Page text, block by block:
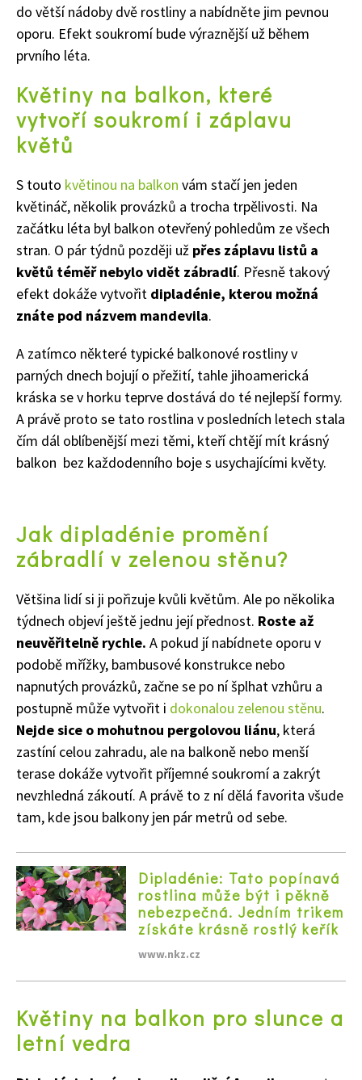
do větší nádoby dvě rostliny a nabídněte jim pevnou
oporu. Efekt soukromí bude výraznější už během
prvního léta.
Květiny na balkon, které
vytvoří soukromí i záplavu
květů
S touto květinou na balkon vám stačí jen jeden
květináč, několik provázků a trocha trpělivosti. Na
začátku léta byl balkon otevřený pohledům ze všech
stran. O pár týdnů později už přes záplavu listů a
květů téměř nebylo vidět zábradlí. Přesně takový
efekt dokáže vytvořit dipladénie, kterou možná
znáte pod názvem mandevila.
A zatímco některé typické balkonové rostliny v
parných dnech bojují o přežití, tahle jihoamerická
kráska se v horku teprve dostává do té nejlepší formy.
A právě proto se tato rostlina v posledních letech stala
čím dál oblíbenější mezi těmi, kteří chtějí mít krásný
balkon bez každodenního boje s usychajícími květy.
Jak dipladénie promění
zábradlí v zelenou stěnu?
Většina lidí si ji pořizuje kvůli květům. Ale po několika
týdnech objeví ještě jednu její přednost. Roste až
neuvěřitelně rychle. A pokud jí nabídnete oporu v
podobě mřížky, bambusové konstrukce nebo
napnutých provázků, začne se po ní šplhat vzhůru a
postupně může vytvořit i dokonalou zelenou stěnu.
Nejde sice o mohutnou pergolovou liánu, která
zastíní celou zahradu, ale na balkoně nebo menší
terase dokáže vytvořit příjemné soukromí a zakrýt
nevzhledná zákoutí. A právě to z ní dělá favorita všude
tam, kde jsou balkony jen pár metrů od sebe.
Dipladénie: Tato popínavá
rostlina může být i pěkně
nebezpečná. Jedním trikem
získáte krásně rostlý keřík
www.nkz.cz
Květiny na balkon pro slunce a
letní vedra